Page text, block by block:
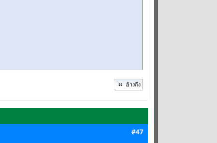
อ้างถึง
#47